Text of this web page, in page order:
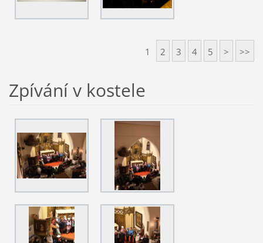
1 2 3 4 5 > >>
Zpívání v kostele